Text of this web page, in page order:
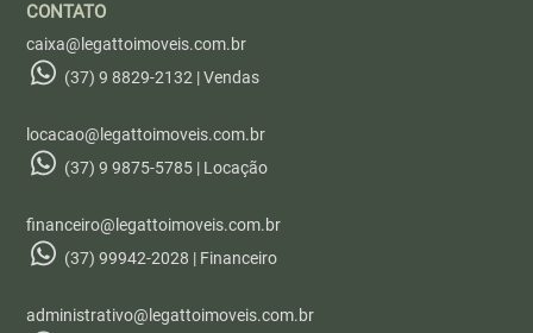
CONTATO
caixa@legattoimoveis.com.br
(37) 9 8829-2132 | Vendas
locacao@legattoimoveis.com.br
(37) 9 9875-5785 | Locação
financeiro@legattoimoveis.com.br
(37) 99942-2028 | Financeiro
administrativo@legattoimoveis.com.br